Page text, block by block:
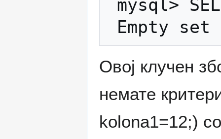
Овој клучен
немате
kolona1=12;)